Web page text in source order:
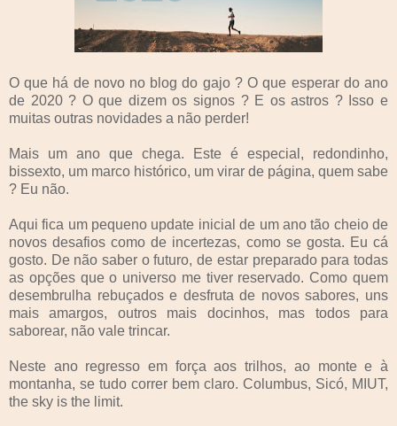
O que há de novo no blog do gajo ? O que esperar do ano
de 2020 ? O que dizem os signos ? E os astros ? Isso e
muitas outras novidades a não perder!
Mais um ano que chega. Este é especial, redondinho,
bissexto, um marco histórico, um virar de página, quem sabe
? Eu não.
Aqui fica um pequeno update inicial de um ano tão cheio de
novos desafios como de incertezas, como se gosta. Eu cá
gosto. De não saber o futuro, de estar preparado para todas
as opções que o universo me tiver reservado. Como quem
desembrulha rebuçados e desfruta de novos sabores, uns
mais amargos, outros mais docinhos, mas todos para
saborear, não vale trincar.
Neste ano regresso em força aos trilhos, ao monte e à
montanha, se tudo correr bem claro. Columbus, Sicó, MIUT,
the sky is the limit.